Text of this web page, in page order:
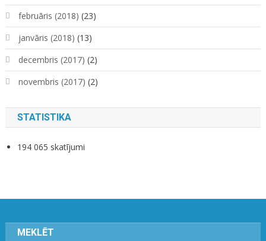
februāris (2018) (23)
janvāris (2018) (13)
decembris (2017) (2)
novembris (2017) (2)
STATISTIKA
194 065 skatījumi
MEKLĒT